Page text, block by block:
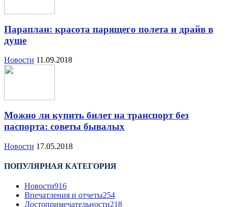
Параплан: красота парящего полета и драйв в
душе
Новости 11.09.2018
Можно ли купить билет на транспорт без
паспорта: советы бывалых
Новости 17.05.2018
ПОПУЛЯРНАЯ КАТЕГОРИЯ
Новости916
Впечатления и отчеты254
Достопримечательности218